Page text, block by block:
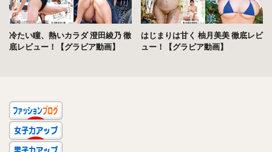
冷たい瞳、熱いカラダ 澄田綾乃 徹
底レビュー！【グラビア動画】
はじまりは甘く 柚月美美 徹底レビ
ュー！【グラビア動画】